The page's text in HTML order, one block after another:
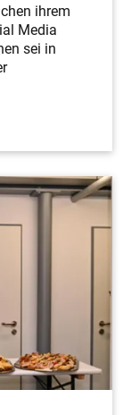
ihrem
Media
sei in